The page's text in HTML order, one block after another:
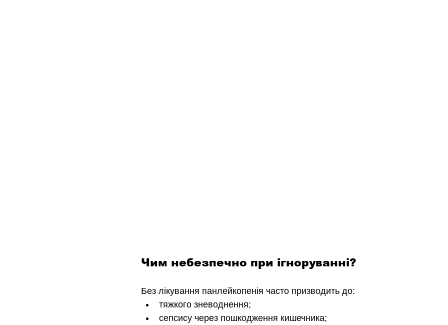
Чим небезпечно при ігноруванні?
Без лікування панлейкопенія часто призводить до:
тяжкого зневоднення;
сепсису через пошкодження кишечника;